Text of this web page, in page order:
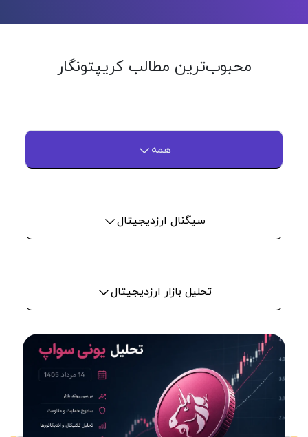
محبوب‌ترین مطالب کریپتونگار
همه
سیگنال ارزدیجیتال
تحلیل بازار ارزدیجیتال